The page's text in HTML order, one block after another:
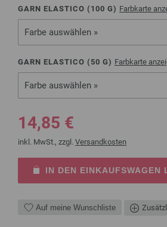
GARN ELASTICO ( 100 G) Farbkarte
Farbe auswählen »
GARN ELASTICO ( 50 G) Farbkarte
Farbe auswählen »
14,85 €
inkl. MwSt., zzgl. Versandkosten
IN DEN EINKAUFSWAGEN
Auf meine Wunschliste